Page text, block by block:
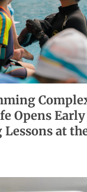
Opens
at